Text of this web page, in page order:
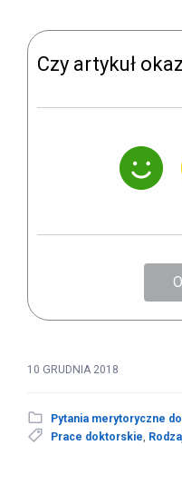
Czy artykuł
10 GRUDNIA 2018
Pytania merytoryczne
Prace doktorskie